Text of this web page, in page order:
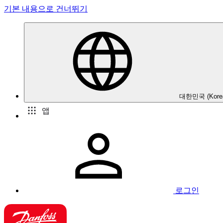
기본 내용으로 건너뛰기
대한민국
앱
로그인